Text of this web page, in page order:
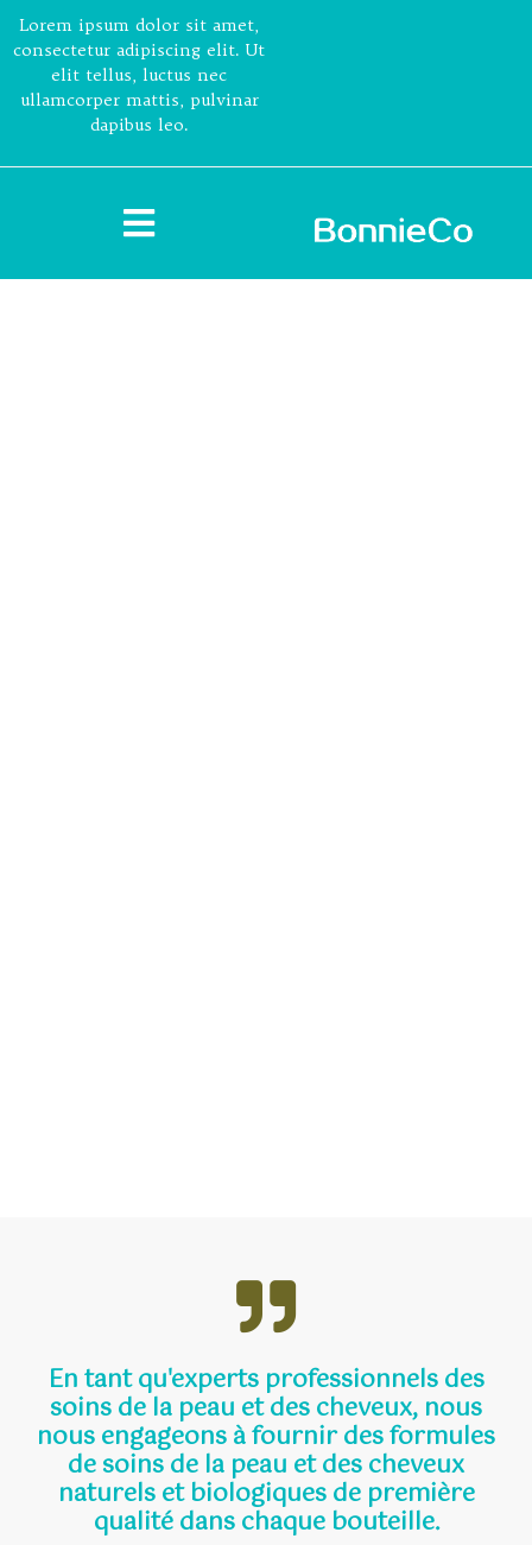
Lorem ipsum dolor sit amet,
consectetur adipiscing elit. Ut
elit tellus, luctus nec
ullamcorper mattis, pulvinar
dapibus leo.
En tant qu'experts professionnels des
soins de la peau et des cheveux, nous
nous engageons à fournir des formules
de soins de la peau et des cheveux
naturels et biologiques de première
qualité dans chaque bouteille.